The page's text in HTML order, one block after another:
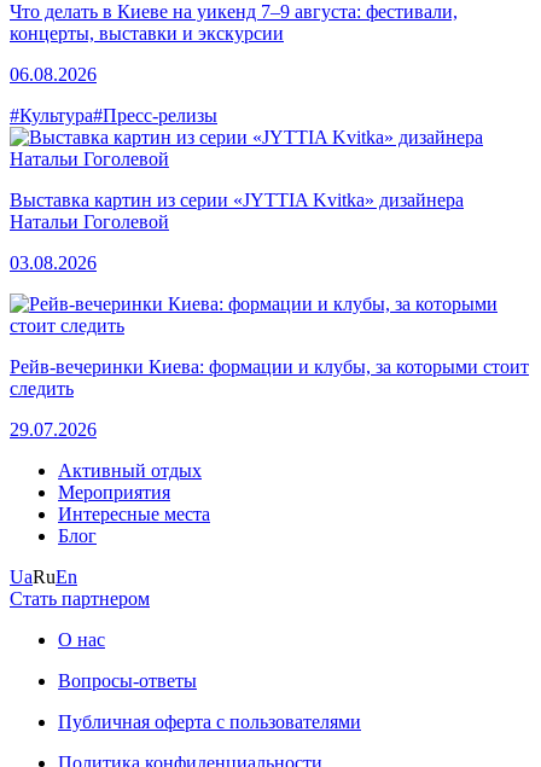
Что делать в Киеве на уикенд 7–9 августа: фестивали,
концерты, выставки и экскурсии
06.08.2026
#Культура#Пресс-релизы
Выставка картин из серии «JYTTIA Kvitka» дизайнера
Натальи Гоголевой
03.08.2026
Рейв-вечеринки Киева: формации и клубы, за которыми стоит
следить
29.07.2026
Активный отдых
Мероприятия
Интересные места
Блог
UaRuEn
Стать партнером
О нас
Вопросы-ответы
Публичная оферта с пользователями